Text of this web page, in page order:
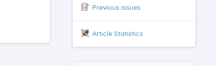
Previous issues
Article Statistics